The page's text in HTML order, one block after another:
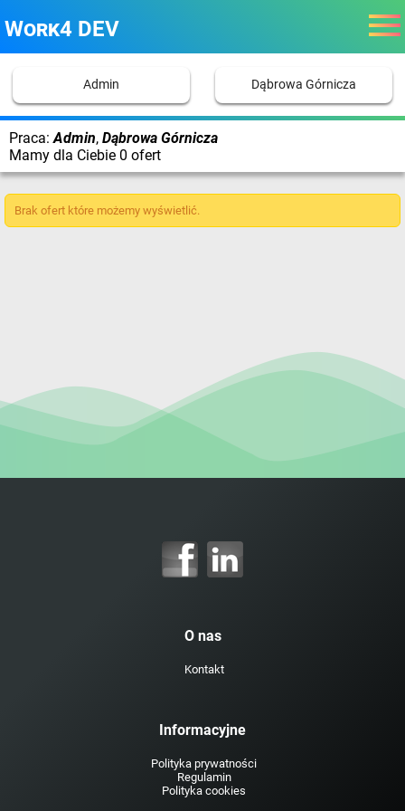
Work4 DEV
Admin Dąbrowa Górnicza
Praca: Admin, Dąbrowa Górnicza
Mamy dla Ciebie 0 ofert
Brak ofert które możemy wyświetlić.
O nas
Kontakt
Informacyjne
Polityka prywatności
Regulamin
Polityka cookies